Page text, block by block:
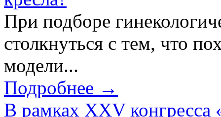
При подборе
столкнуться с тем, что
модели...
Подробнее →
В рамках XXV конгресса